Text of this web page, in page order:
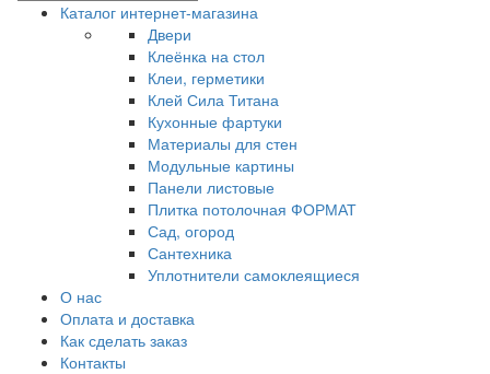
Каталог интернет-магазина
Двери
Клеёнка на стол
Клеи, герметики
Клей Сила Титана
Кухонные фартуки
Материалы для стен
Модульные картины
Панели листовые
Плитка потолочная ФОРМАТ
Сад, огород
Сантехника
Уплотнители самоклеящиеся
О нас
Оплата и доставка
Как сделать заказ
Контакты